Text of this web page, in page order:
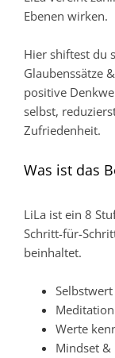
Ebenen wirken.
Hier shiftest du
Glaubenssätze
positive
selbst,
Zufriedenheit.
Was ist das
LiLa ist ein 8
Schritt-für-
beinhaltet.
Werte
Mindset &